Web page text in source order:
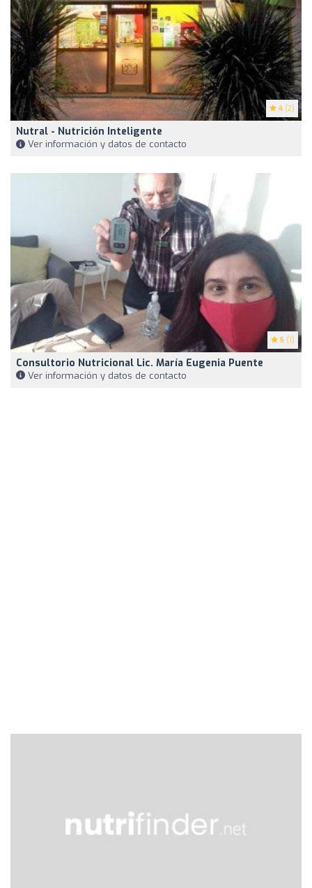
4 (2)
Nutral - Nutrición Inteligente
Ver información y datos de contacto
5 (1)
Consultorio Nutricional Lic. María Eugenia Puente
Ver información y datos de contacto